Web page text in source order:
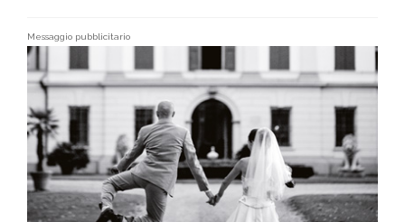
Messaggio pubblicitario